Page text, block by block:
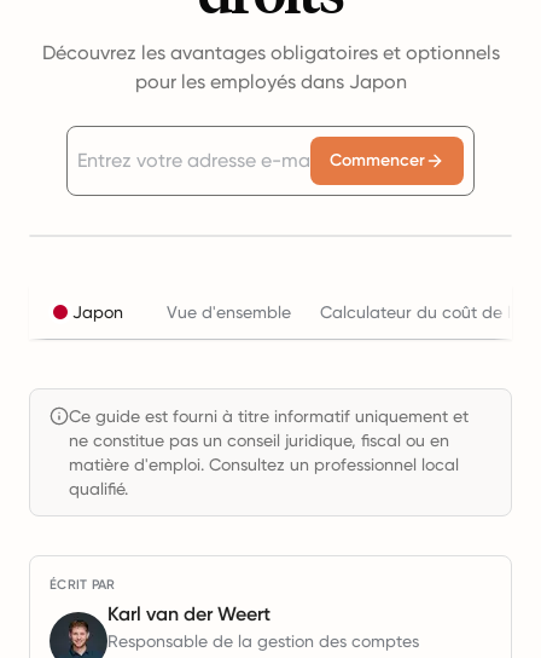
Découvrez les avantages obligatoires et optionnels
pour les employés dans Japon
Commencer
Japon Vue d'ensemble Calculateur du coût de
Ce guide est fourni à titre informatif uniquement et
ne constitue pas un conseil juridique, fiscal ou en
matière d'emploi. Consultez un professionnel local
qualifié.
ÉCRIT PAR
Karl van der Weert
Responsable de la gestion des comptes